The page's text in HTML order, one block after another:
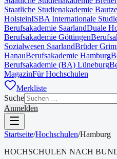
Staatliche Studienakademie
HolsteinISBA Internationale
Berufsakademie SaarlandDuale
Berufsakademie Göttingen
Sozialwesen SaarlandBrüder
HanauBerufsakademie Hamburg
Berufsakademie (BA) Lüneburg
MagazinFür Hochschulen
Merkliste
Suche
Anmelden
Startseite/Hochschulen/Hamburg
HOCHSCHULEN NACH